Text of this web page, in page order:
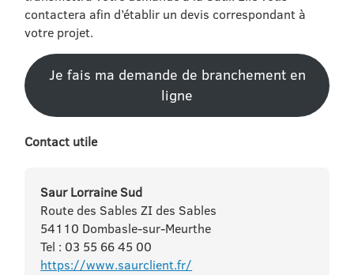
contactera afin d’établir un devis correspondant à
votre projet.
Je fais ma demande de branchement en
ligne
Contact utile
Saur Lorraine Sud
Route des Sables ZI des Sables
54110 Dombasle-sur-Meurthe
Tel : 03 55 66 45 00
https://www.saurclient.fr/